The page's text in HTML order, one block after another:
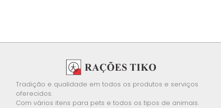
Tradição e qualidade em todos os produtos e serviços
oferecidos.
Com vários itens para pets e todos os tipos de animais.